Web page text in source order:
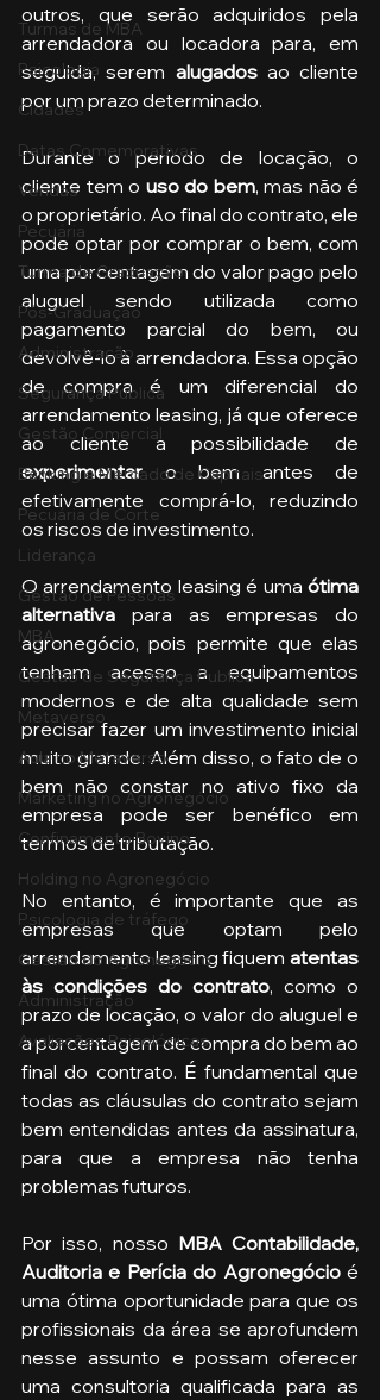
Turmas de MBA
Psicologia
Cidades
Datas Comemorativas
Vendas
Pecuária
Turma de Graduação
Pós-Graduação
Administração
Segurança Publica
Gestão Comercial
Banking e Mercado de Capitais
Pecuária de Corte
Liderança
Gestão de Pessoas
MBA
Gestão de Segurança Publica
Metaverso
Aula no Metaverso
Marketing no Agronegócio
Confinamento Bovino
Holding no Agronegócio
Psicologia de tráfego
Gestão do Agronegócio
Administração
Avaliações Psicológicas
outros, que serão adquiridos pela
arrendadora ou locadora para, em
seguida, serem alugados ao cliente
por um prazo determinado.
Durante o período de locação, o
cliente tem o uso do bem, mas não é
o proprietário. Ao final do contrato, ele
pode optar por comprar o bem, com
uma porcentagem do valor pago pelo
aluguel sendo utilizada como
pagamento parcial do bem, ou
devolvê-lo à arrendadora. Essa opção
de compra é um diferencial do
arrendamento leasing, já que oferece
experimentar o bem antes de
efetivamente comprá-lo, reduzindo
os riscos de investimento.
O arrendamento leasing é uma ótima
alternativa para as empresas do
agronegócio, pois permite que elas
tenham acesso a equipamentos
modernos e de alta qualidade sem
precisar fazer um investimento inicial
muito grande. Além disso, o fato de o
bem não constar no ativo fixo da
empresa pode ser benéfico em
termos de tributação.
No entanto, é importante que as
empresas que optam pelo
arrendamento leasing fiquem atentas
às condições do contrato, como o
prazo de locação, o valor do aluguel e
a porcentagem de compra do bem ao
final do contrato. É fundamental que
todas as cláusulas do contrato sejam
bem entendidas antes da assinatura,
para que a empresa não tenha
problemas futuros.
Por isso, nosso MBA Contabilidade,
Auditoria e Perícia do Agronegócio é
uma ótima oportunidade para que os
profissionais da área se aprofundem
nesse assunto e possam oferecer
uma consultoria qualificada para as